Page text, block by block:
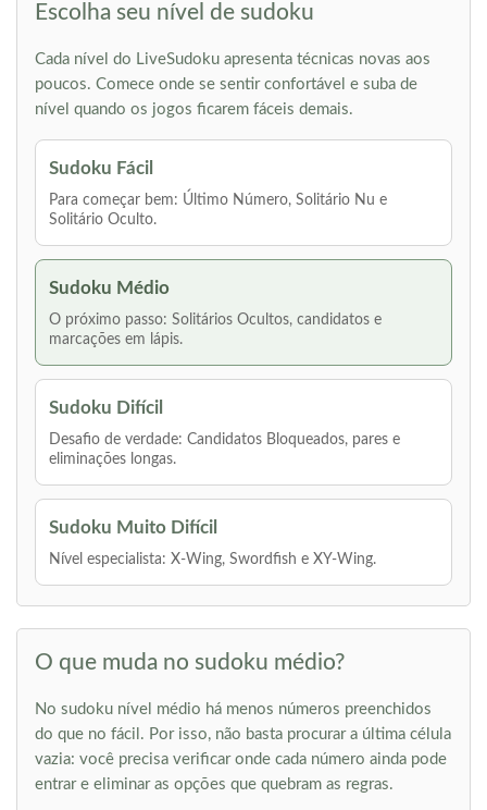
Escolha seu nível de sudoku
Cada nível do LiveSudoku apresenta técnicas novas aos
poucos. Comece onde se sentir confortável e suba de
nível quando os jogos ficarem fáceis demais.
Sudoku Fácil
Para começar bem: Último Número, Solitário Nu e
Solitário Oculto.
Sudoku Médio
O próximo passo: Solitários Ocultos, candidatos e
marcações em lápis.
Sudoku Difícil
Desafio de verdade: Candidatos Bloqueados, pares e
eliminações longas.
Sudoku Muito Difícil
Nível especialista: X-Wing, Swordfish e XY-Wing.
O que muda no sudoku médio?
No sudoku nível médio há menos números preenchidos
do que no fácil. Por isso, não basta procurar a última célula
vazia: você precisa verificar onde cada número ainda pode
entrar e eliminar as opções que quebram as regras.